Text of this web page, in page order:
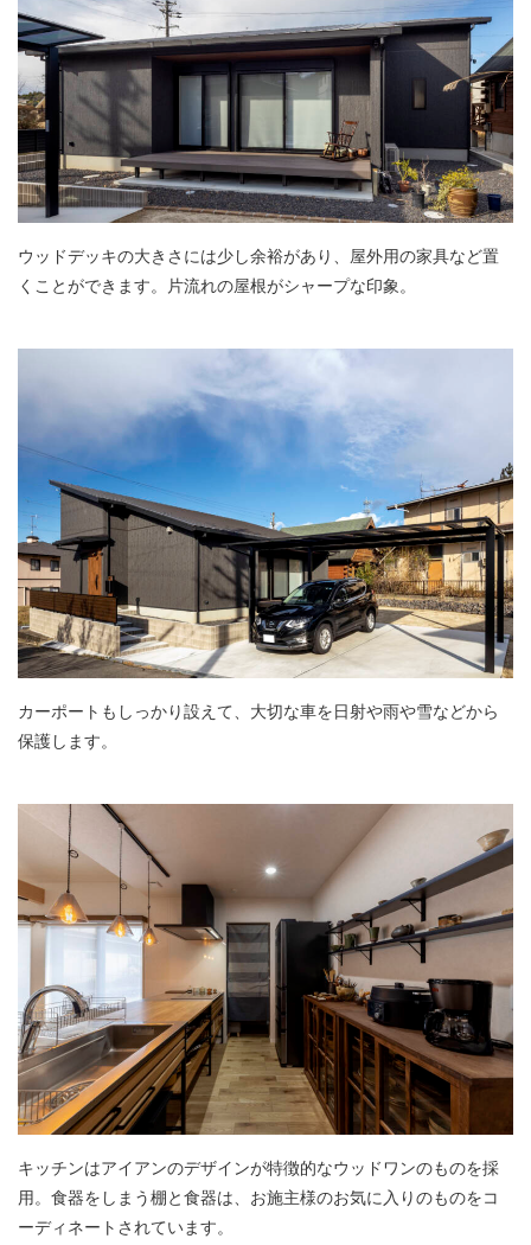
ウッドデッキの大きさには少し余裕があり、屋外用の家具など置
くことができます。片流れの屋根がシャープな印象。
カーポートもしっかり設えて、大切な車を日射や雨や雪などから
保護します。
キッチンはアイアンのデザインが特徴的なウッドワンのものを採
用。食器をしまう棚と食器は、お施主様のお気に入りのものをコ
ーディネートされています。